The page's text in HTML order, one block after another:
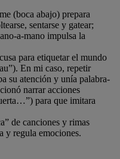
(boca abajo) prepara
sentarse y gatear;
a-mano impulsa la
para etiquetar el mundo
En mi caso, repetir
su atención y unía palabra-
narrar acciones
para que imitara
de canciones y rimas
y regula emociones.